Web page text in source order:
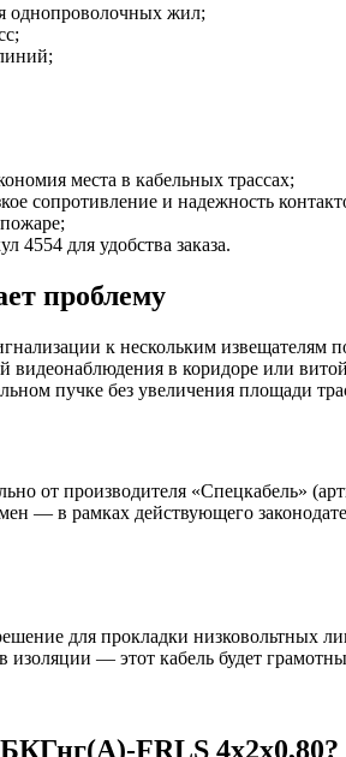
однопроволочных жил;
места в кабельных трассах;
сопротивление и надежность
4554 для удобства заказа.
проблему
к нескольким извещателям
видеонаблюдения в коридоре или
пучке без увеличения площади
от производителя «Спецкабель»
— в рамках действующего
для прокладки низковольтных
— этот кабель будет
FRLS 4х2х0,80?